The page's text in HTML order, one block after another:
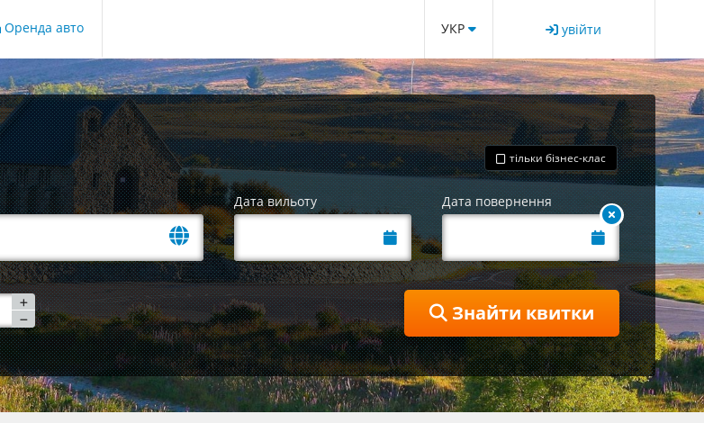
Оренда авто УКР увійти
тільки бізнес-клас
Дата вильоту Дата повернення
Знайти квитки